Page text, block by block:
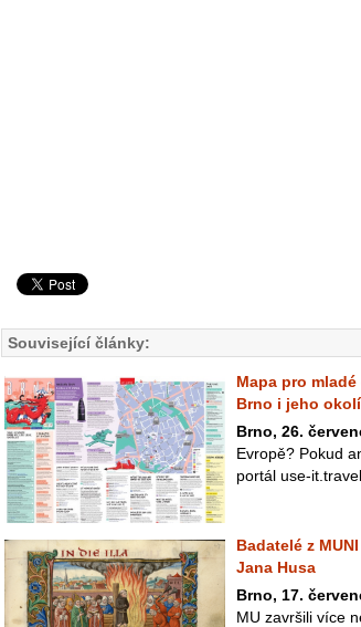
Související články:
Mapa pro
Brno i jeho okolí
Brno, 26.
Evropě? Pokud
portál use-
Badatelé z
Jana Husa
Brno, 17.
MU završili více